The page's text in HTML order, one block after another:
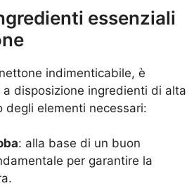
essenziali
indimenticabile, è
disposizione ingredienti di alta
degli elementi necessari:
: alla base di un buon
per garantire la